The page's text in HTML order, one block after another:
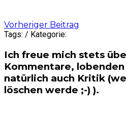
Post
navigation
Vorheriger Beitrag
Tags: / Kategorie:
Ich freue mich stets
Kommentare,
natürlich auch Kritik
löschen werde ;-) ).